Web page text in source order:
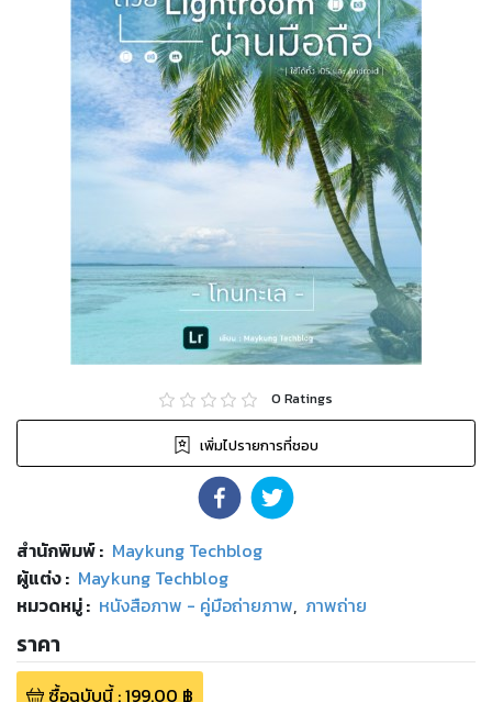
0 Ratings
เพิ่มไปรายการที่ชอบ
สำนักพิมพ์: Maykung Techblog
ผู้แต่ง : Maykung Techblog
หมวดหมู่: หนังสือภาพ - คู่มือถ่ายภาพ, ภาพถ่าย
ราคา
ซื้อฉบับนี้:199.00 ฿